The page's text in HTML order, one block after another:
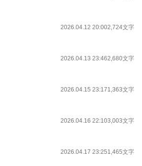
2026.04.12 20:002,724文字
2026.04.13 23:462,680文字
2026.04.15 23:171,363文字
2026.04.16 22:103,003文字
2026.04.17 23:251,465文字